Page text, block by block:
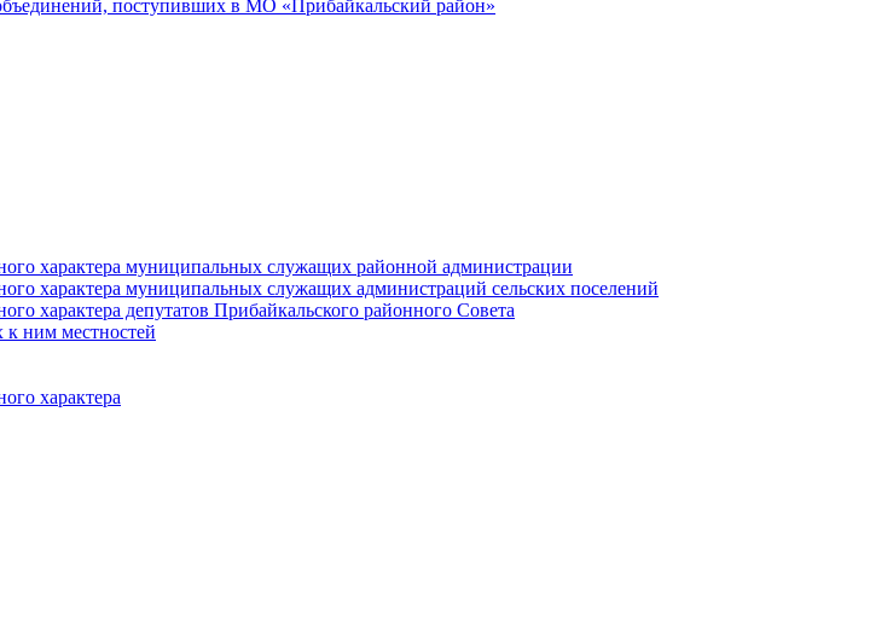
поступивших в МО «Прибайкальский район»
характера муниципальных служащих районной администрации
характера муниципальных служащих администраций сельских поселений
характера депутатов Прибайкальского районного Совета
ним местностей
характера